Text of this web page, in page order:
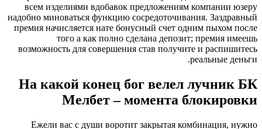
всем изделиями вдобавок предложениям компании юзеру
надобно миноваться функцию сосредоточивания. Заздравный
премия начисляется нате бонусный счет одним пыхом после
того а как полно сделана депозит; премия имеешь
возможность для совершения став получите и распишитесь
реальные деньги.
На какой конец бог велел лучник БК
Мелбет – момента блокировки
Ежели вас с души воротит закрытая комбинация, нужно